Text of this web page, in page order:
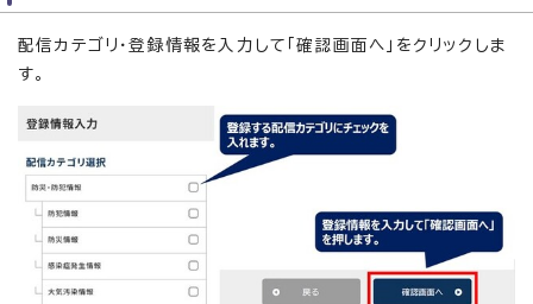
配信カテゴリ・登録情報を入力して「確認画面へ」をクリックしま
す。